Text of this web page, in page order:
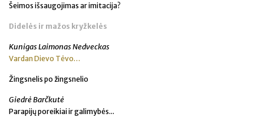
Šeimos išsaugojimas ar imitacija?
Didelės ir mažos kryžkelės
Kunigas Laimonas Nedveckas
Vardan Dievo Tėvo…
Žingsnelis po žingsnelio
Giedrė Barčkutė
Parapijų poreikiai ir galimybės...